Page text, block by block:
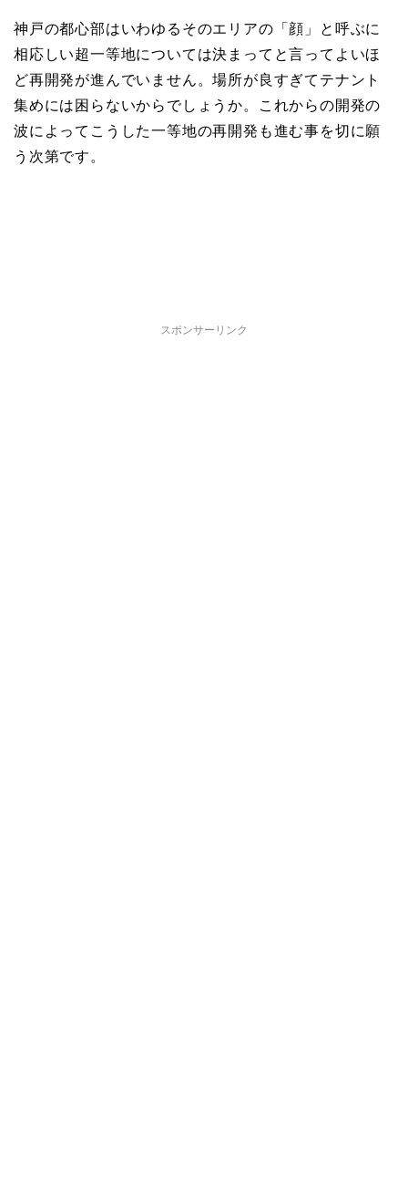
神戸の都心部はいわゆるそのエリアの「顔」と呼ぶに
相応しい超一等地については決まってと言ってよいほ
ど再開発が進んでいません。場所が良すぎてテナント
集めには困らないからでしょうか。これからの開発の
波によってこうした一等地の再開発も進む事を切に願
う次第です。
スポンサーリンク